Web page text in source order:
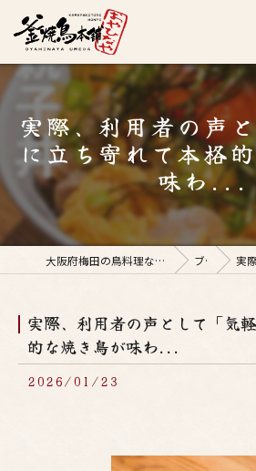
実際、利用者の声
に立ち寄れて本格
味わ...
大阪府梅田の鳥料理なら釜焼鳥本舗おやひなや 梅田店 ブログ 実際、
実際、利用者の声として「気
的な焼き鳥が味わ...
2026/01/23